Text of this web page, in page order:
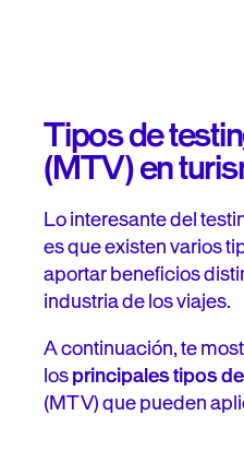
Tipos de
(MTV) en
Lo interesante del
es que existen varios
aportar beneficios
industria de los viajes.
A continuación, te
losprincipales tipos
(MTV) que pueden